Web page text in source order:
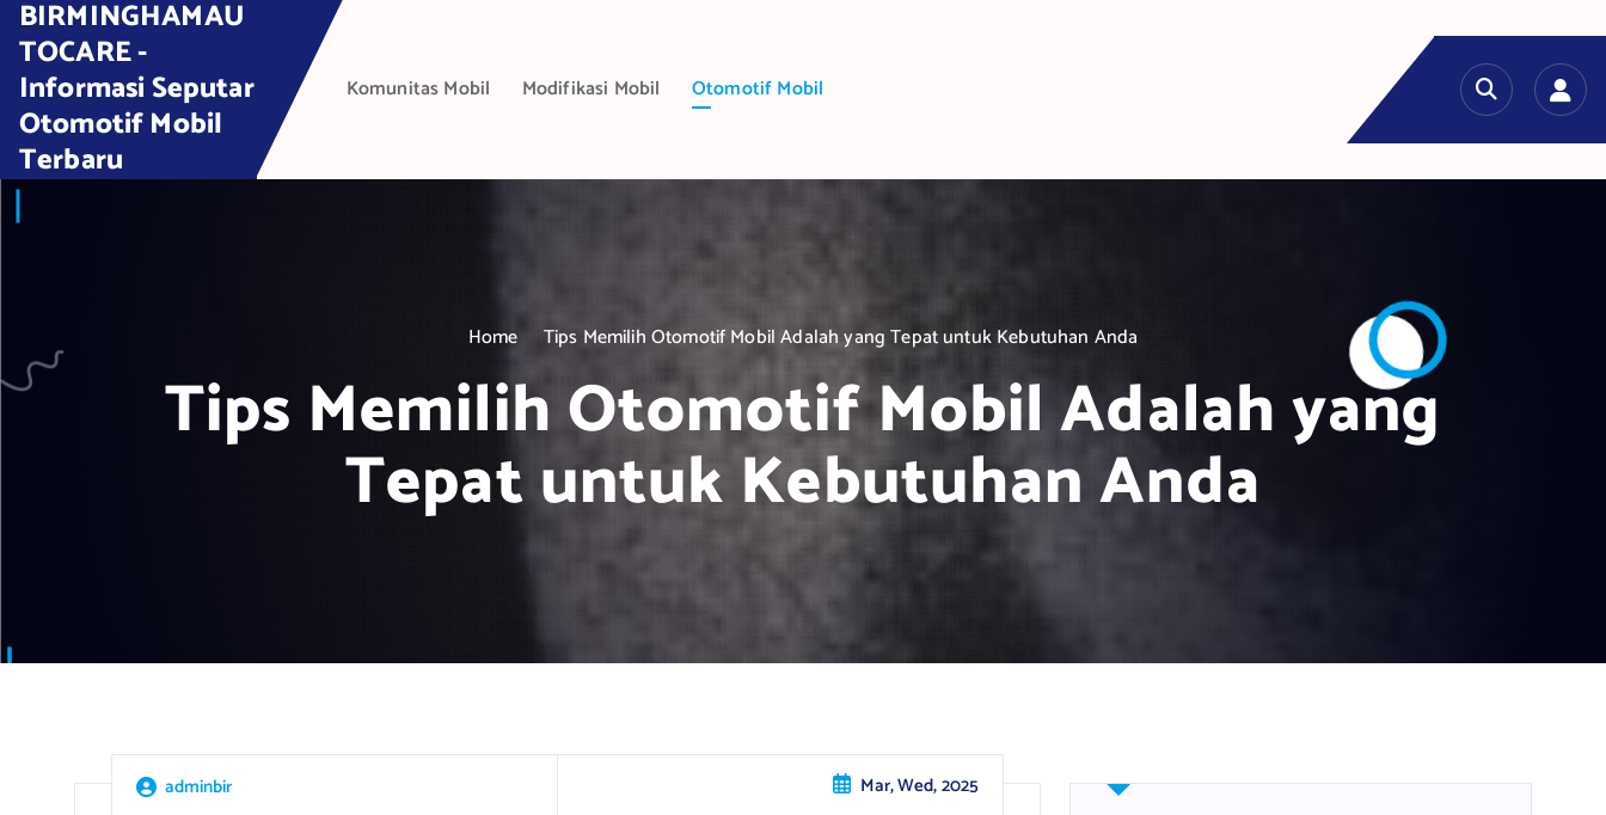
t
BIRMINGHAMAU
TOCARE -
Informasi Seputar
Otomotif Mobil
Terbaru
Komunitas Mobil Modifikasi Mobil Otomotif Mobil
Home Tips Memilih Otomotif Mobil Adalah yang Tepat untuk Kebutuhan Anda
Tips Memilih Otomotif Mobil Adalah yang
Tepat untuk Kebutuhan Anda
adminbir Mar, Wed, 2025